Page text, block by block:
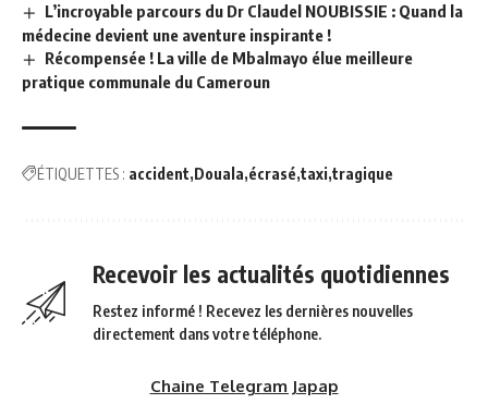
L’incroyable parcours du Dr Claudel NOUBISSIE : Quand la
médecine devient une aventure inspirante !
Récompensée ! La ville de Mbalmayo élue meilleure
pratique communale du Cameroun
ÉTIQUETTES : accident Douala écrasé taxi tragique
Recevoir les actualités quotidiennes
Restez informé ! Recevez les dernières nouvelles
directement dans votre téléphone.
Chaine Telegram Japap